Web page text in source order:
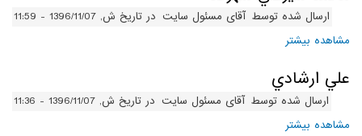
ارسال شده توسط آقای مسئول سایت در تاریخ ش, 1396/11/07 - 11:59
مشاهده بیشتر
علي ارشادي
ارسال شده توسط آقای مسئول سایت در تاریخ ش, 1396/11/07 - 11:36
مشاهده بیشتر